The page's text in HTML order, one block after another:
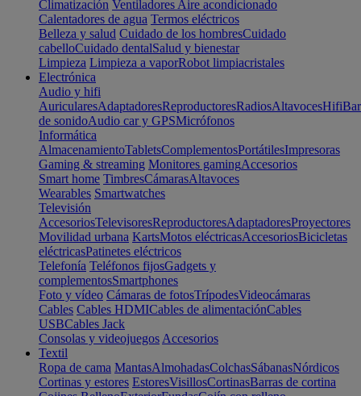
Climatización Ventiladores Aire acondicionado
Calentadores de agua Termos eléctricos
Belleza y salud Cuidado de los hombresCuidado
cabelloCuidado dentalSalud y bienestar
Limpieza Limpieza a vaporRobot limpiacristales
Electrónica
Audio y hifi
AuricularesAdaptadoresReproductoresRadiosAltavocesHifi
de sonidoAudio car y GPSMicrófonos
Informática
AlmacenamientoTabletsComplementosPortátilesImpresoras
Gaming & streaming Monitores gamingAccesorios
Smart home TimbresCámarasAltavoces
Wearables Smartwatches
Televisión
AccesoriosTelevisoresReproductoresAdaptadoresProyectores
Movilidad urbana KartsMotos eléctricasAccesoriosBicicletas
eléctricasPatinetes eléctricos
Telefonía Teléfonos fijosGadgets y
complementosSmartphones
Foto y vídeo Cámaras de fotosTrípodesVideocámaras
Cables Cables HDMICables de alimentaciónCables
USBCables Jack
Consolas y videojuegos Accesorios
Textil
Ropa de cama MantasAlmohadasColchasSábanasNórdicos
Cortinas y estores EstoresVisillosCortinasBarras de cortina